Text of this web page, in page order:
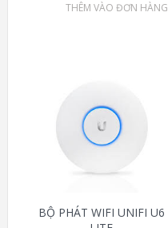
THÊM VÀO ĐƠN HÀNG
BỘ PHÁT WIFI UNIFI U6